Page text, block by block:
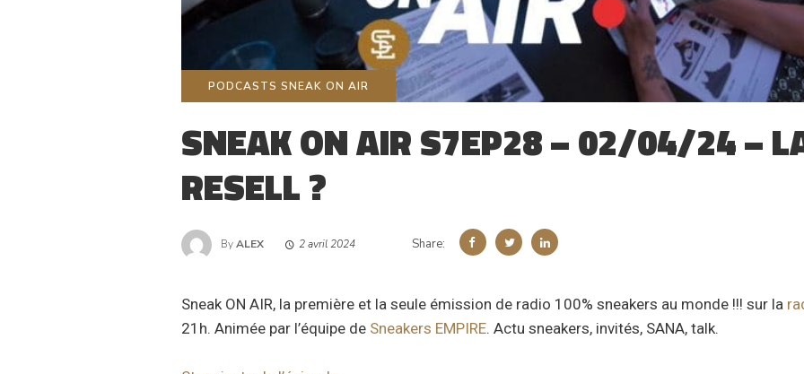
PODCASTS SNEAK ON AIR
SNEAK ON AIR S7EP28 – 02/04/24 –
RESELL ?
ByALEX 2 avril 2024 Share:
Sneak ON AIR, la première et la seule émission de radio 100% sneakers au monde !!! sur la
21h. Animée par l’équipe de Sneakers EMPIRE. Actu sneakers, invités, SANA, talk.